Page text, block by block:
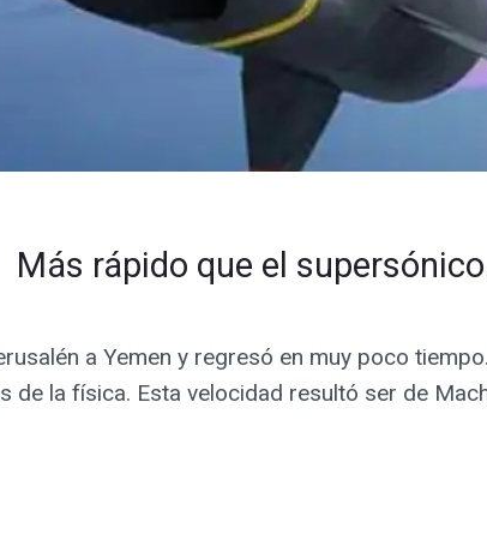
Más rápido que el
a Yemen y regresó en muy poco
de la física. Esta velocidad resultó ser de